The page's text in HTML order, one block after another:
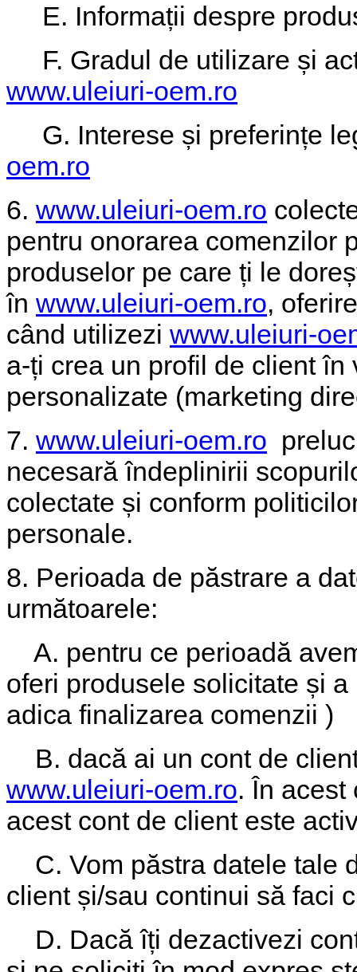
E. Informații despre
F. Gradul de utilizare și
www.uleiuri-oem.ro
G. Interese și preferințe
oem.ro
6. www.uleiuri-oem.ro
pentru onorarea
produselor pe care ți le
în www.uleiuri-oem.ro,
când utilizezi www.uleiuri-
a-ți crea un profil de client
personalizate (marketing
7. www.uleiuri-oem.ro
necesară îndeplinirii
colectate și conform
personale.
8. Perioada de păstrare a
următoarele:
A. pentru ce perioadă
oferi produsele solicitate și
adica finalizarea comenzii )
B. dacă ai un cont de
www.uleiuri-oem.ro. În acest
acest cont de client este
C. Vom păstra datele tale
client și/sau continui să faci
D. Dacă îți dezactivezi